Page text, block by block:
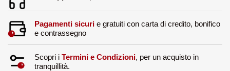
Pagamenti sicurie gratuiti con carta di credito, bonifico
e contrassegno
Scopri i Termini e Condizioni, per un acquisto in
tranquillità.